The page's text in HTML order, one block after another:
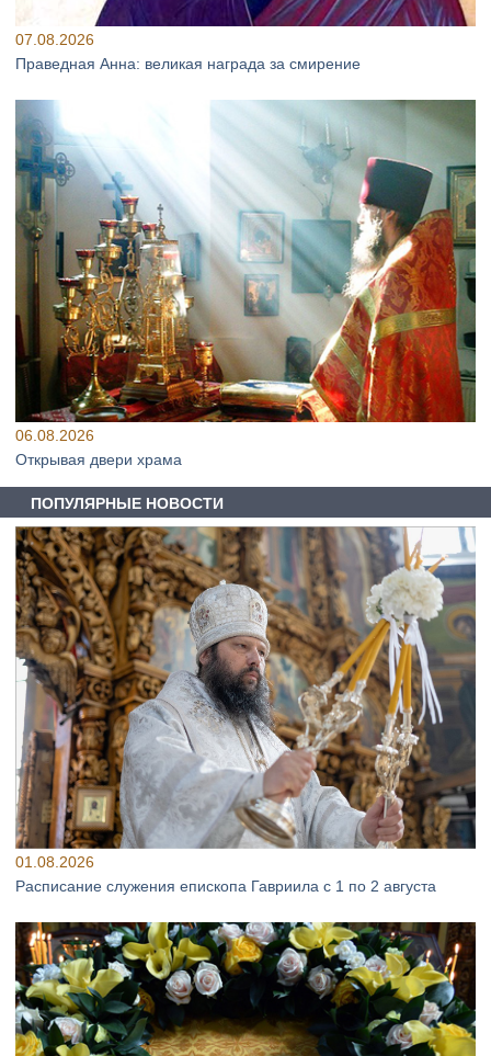
07.08.2026
Праведная Анна: великая награда за смирение
06.08.2026
Открывая двери храма
ПОПУЛЯРНЫЕ НОВОСТИ
01.08.2026
Расписание служения епископа Гавриила с 1 по 2 августа